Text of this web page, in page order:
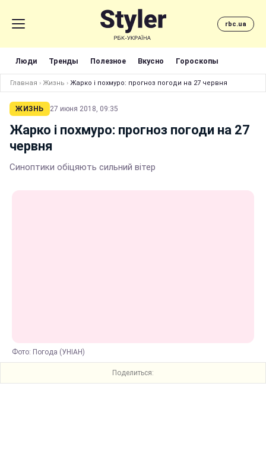
rbc.ua
Люди Тренды Полезное Вкусно Гороскопы
Главная › Жизнь › Жарко і похмуро: прогноз погоди на 27 червня
ЖИЗНЬ 27 июня 2018, 09:35
Жарко і похмуро: прогноз погоди на 27
червня
Синоптики обіцяють сильний вітер
Фото: Погода (УНІАН)
Поделиться: